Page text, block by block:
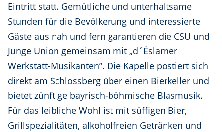
Eintritt statt. Gemütliche und unterhaltsame
Stunden für die Bevölkerung und interessierte
Gäste aus nah und fern garantieren die CSU und
Junge Union gemeinsam mit „d´Éslarner
Werkstatt-Musikanten”. Die Kapelle postiert sich
direkt am Schlossberg über einen Bierkeller und
bietet zünftige bayrisch-böhmische Blasmusik.
Für das leibliche Wohl ist mit süffigen Bier,
Grillspezialitäten, alkoholfreien Getränken und